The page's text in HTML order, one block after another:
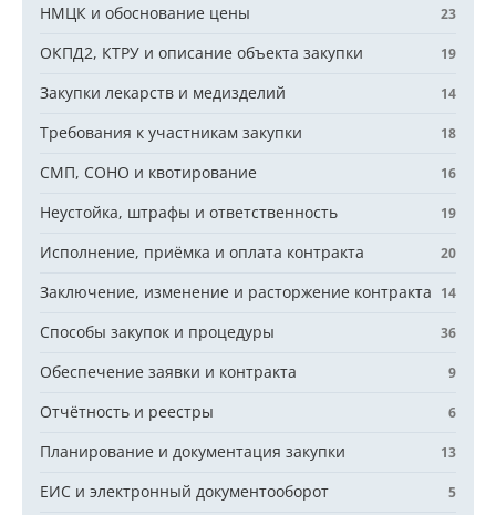
НМЦК и обоснование цены 23
ОКПД2, КТРУ и описание объекта закупки 19
Закупки лекарств и медизделий 14
Требования к участникам закупки 18
СМП, СОНО и квотирование 16
Неустойка, штрафы и ответственность 19
Исполнение, приёмка и оплата контракта 20
Заключение, изменение и расторжение контракта 14
Способы закупок и процедуры 36
Обеспечение заявки и контракта 9
Отчётность и реестры 6
Планирование и документация закупки 13
ЕИС и электронный документооборот 5